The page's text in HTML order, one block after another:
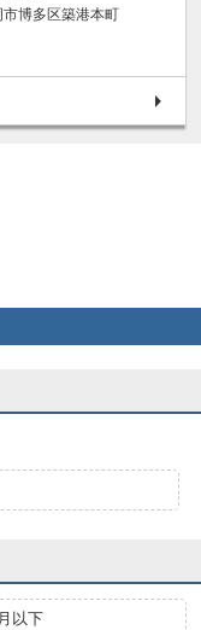
博多区築港本町
以下